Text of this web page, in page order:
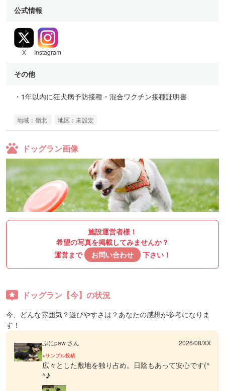
公式情報
X Instagram
その他
・1年以内に狂犬病予防接種・混合ワクチン接種証明書
地域：嶺北 地区：未設定
ドッグラン画像
施設運営者様！
希望の写真を掲載してみませんか？
運営まで
お問い合わせ 下さい！
ドッグラン【今】の状況
今、どんな雰囲気？遊びやすさは？あなたの感想が参考になりま
す！
ぷにpaw さん 2026/08/XX
※サンプル投稿
広々とした敷地を独り占め。日陰もあって安心です(^
^♪